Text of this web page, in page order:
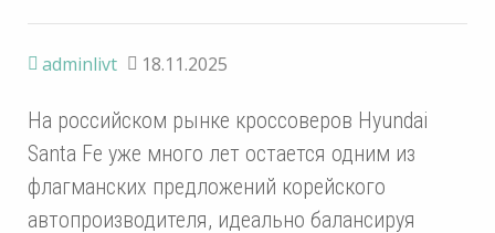
adminlivt 18.11.2025
На российском рынке кроссоверов Hyundai
Santa Fe уже много лет остается одним из
флагманских предложений корейского
автопроизводителя, идеально балансируя